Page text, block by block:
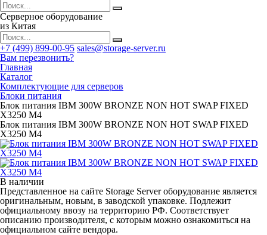
Серверное оборудование
из Китая
+7 (499) 899-00-95 sales@storage-server.ru
Вам перезвонить?
Главная
Каталог
Комплектующие для серверов
Блоки питания
Блок питания IBM 300W BRONZE NON HOT SWAP FIXED
X3250 M4
Блок питания IBM 300W BRONZE NON HOT SWAP FIXED
X3250 M4
В наличии
Представленное на сайте Storage Server оборудование является
оригинальным, новым, в заводской упаковке. Подлежит
официальному ввозу на территорию РФ. Соответствует
описанию производителя, с которым можно ознакомиться на
официальном сайте вендора.